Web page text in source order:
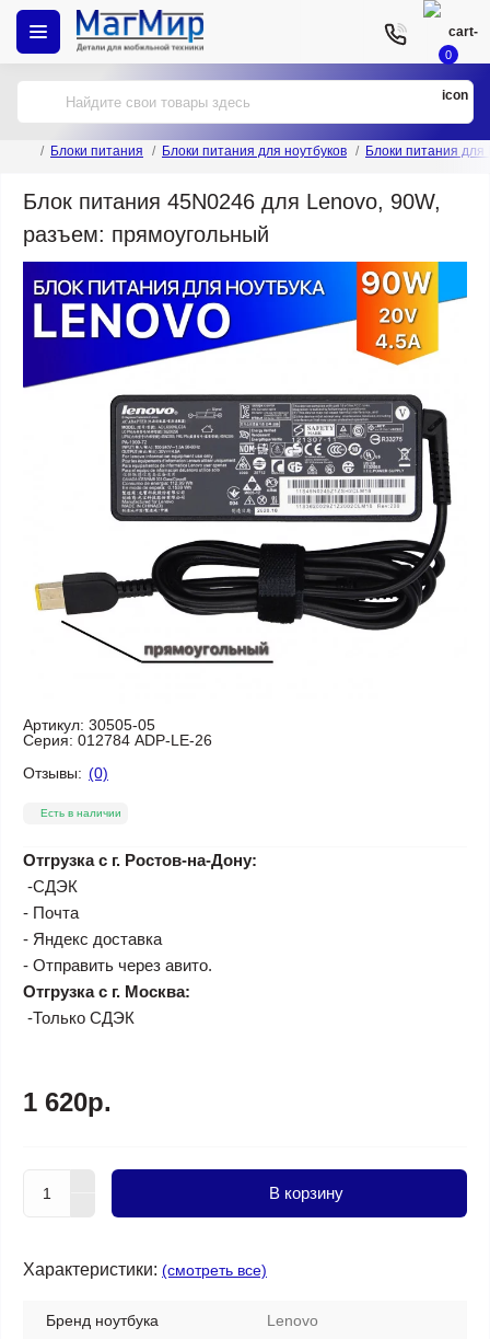
0
Блоки питания Блоки питания для ноутбуков Блоки питания для
Блок питания 45N0246 для Lenovo, 90W,
разъем: прямоугольный
Артикул: 30505-05
Серия: 012784 ADP-LE-26
Отзывы: (0)
Есть в наличии
Отгрузка с г. Ростов-на-Дону:
-СДЭК
- Почта
- Яндекс доставка
- Отправить через авито.
Отгрузка с г. Москва:
-Только СДЭК
1 620р.
В корзину
Характеристики: (смотреть все)
Бренд ноутбука Lenovo